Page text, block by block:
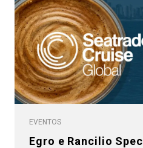
EVENTOS
Egro e Rancilio